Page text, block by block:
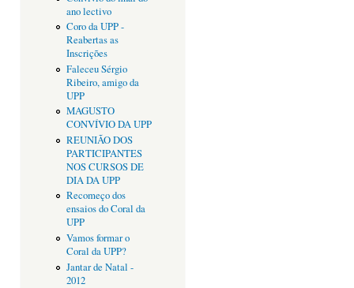
ano lectivo
Coro da UPP -
Reabertas as
Inscrições
Faleceu Sérgio
Ribeiro, amigo da
UPP
MAGUSTO
CONVÍVIO DA UPP
REUNIÃO DOS
PARTICIPANTES
NOS CURSOS DE
DIA DA UPP
Recomeço dos
ensaios do Coral da
UPP
Vamos formar o
Coral da UPP?
Jantar de Natal -
2012